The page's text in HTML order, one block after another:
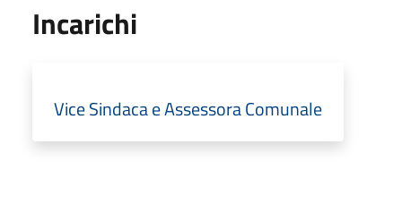
Incarichi
Vice Sindaca e Assessora Comunale